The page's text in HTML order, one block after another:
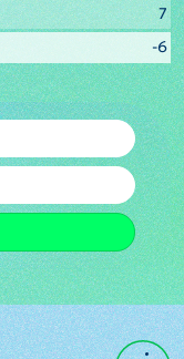
7
-6